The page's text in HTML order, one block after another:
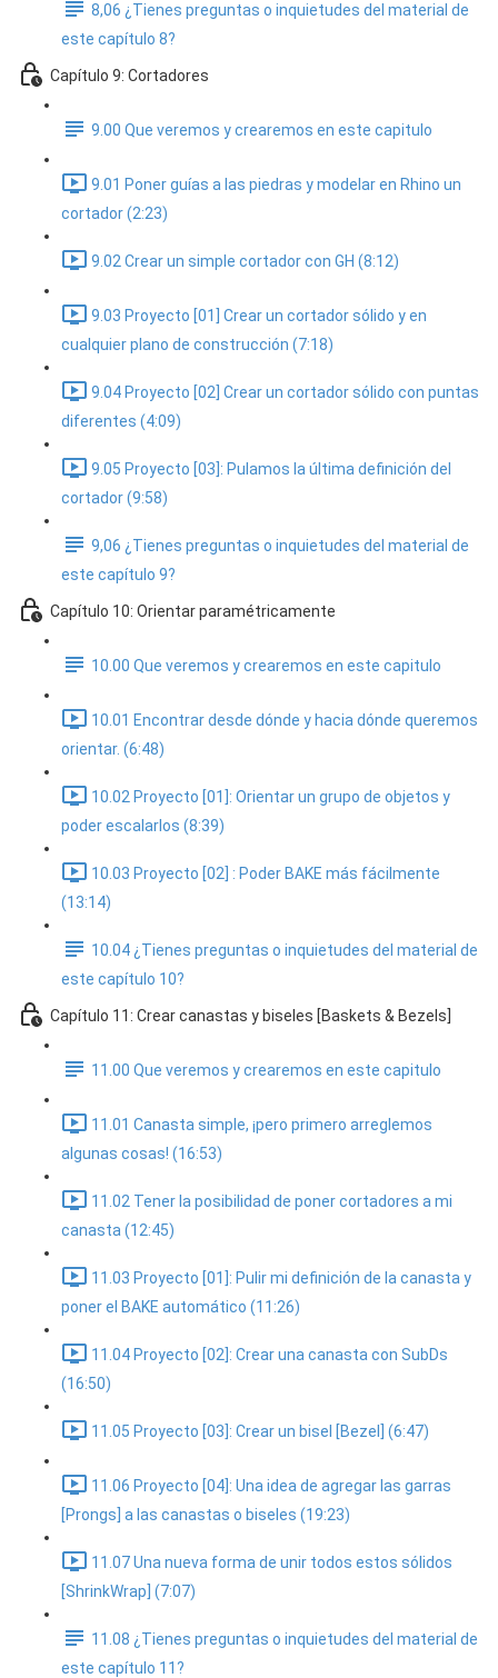
8,06 ¿Tienes preguntas o inquietudes del material de
este capítulo 8?
Capítulo 9: Cortadores
9.00 Que veremos y crearemos en este capitulo
9.01 Poner guías a las piedras y modelar en Rhino un
cortador (2:23)
9.02 Crear un simple cortador con GH (8:12)
9.03 Proyecto [01] Crear un cortador sólido y en
cualquier plano de construcción (7:18)
9.04 Proyecto [02] Crear un cortador sólido con puntas
diferentes (4:09)
9.05 Proyecto [03]: Pulamos la última definición del
cortador (9:58)
9,06 ¿Tienes preguntas o inquietudes del material de
este capítulo 9?
Capítulo 10: Orientar paramétricamente
10.00 Que veremos y crearemos en este capitulo
10.01 Encontrar desde dónde y hacia dónde queremos
orientar. (6:48)
10.02 Proyecto [01]: Orientar un grupo de objetos y
poder escalarlos (8:39)
10.03 Proyecto [02] : Poder BAKE más fácilmente
(13:14)
10.04 ¿Tienes preguntas o inquietudes del material de
este capítulo 10?
Capítulo 11: Crear canastas y biseles [Baskets & Bezels]
11.00 Que veremos y crearemos en este capitulo
11.01 Canasta simple, ¡pero primero arreglemos
algunas cosas! (16:53)
11.02 Tener la posibilidad de poner cortadores a mi
canasta (12:45)
11.03 Proyecto [01]: Pulir mi definición de la canasta y
poner el BAKE automático (11:26)
11.04 Proyecto [02]: Crear una canasta con SubDs
(16:50)
11.05 Proyecto [03]: Crear un bisel [Bezel] (6:47)
11.06 Proyecto [04]: Una idea de agregar las garras
[Prongs] a las canastas o biseles (19:23)
11.07 Una nueva forma de unir todos estos sólidos
[ShrinkWrap] (7:07)
11.08 ¿Tienes preguntas o inquietudes del material de
este capítulo 11?